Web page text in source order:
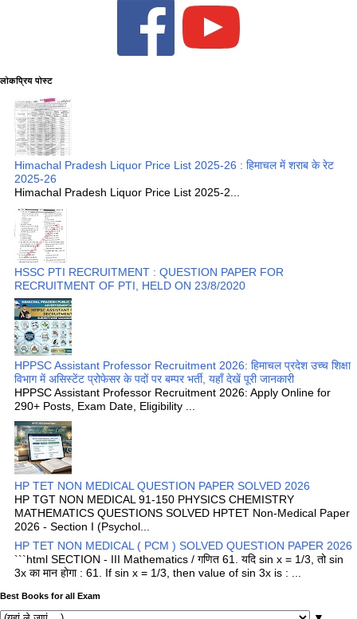
लोकप्रिय पोस्ट
Himachal Pradesh Liquor Price List 2025-26 : हिमाचल में शराब के रेट
2025-26
Himachal Pradesh Liquor Price List 2025-2...
HSSC PTI RECRUITMENT : QUESTION PAPER FOR
RECRUITMENT OF PTI, HELD ON 23/8/2020
HPPSC Assistant Professor Recruitment 2026: हिमाचल प्रदेश उच्च शिक्षा
विभाग में असिस्टेंट प्रोफेसर के पदों पर बम्पर भर्ती, यहाँ देखें पूरी जानकारी
HPPSC Assistant Professor Recruitment 2026: Apply Online for
290+ Posts, Exam Date, Eligibility ...
HP TET NON MEDICAL QUESTION PAPER SOLVED 2026
HP TGT NON MEDICAL 91-150 PHYSICS CHEMISTRY
MATHEMATICS QUESTIONS SOLVED HPTET Non-Medical Paper
2026 - Section I (Psychol...
HP TET NON MEDICAL ( PCM ) SOLVED QUESTION PAPER 2026
```html SECTION - III Mathematics / गणित 61. यदि sin x = 1/3, तो sin
3x का मान होगा : 61. If sin x = 1/3, then value of sin 3x is : ...
Best Books for all Exam